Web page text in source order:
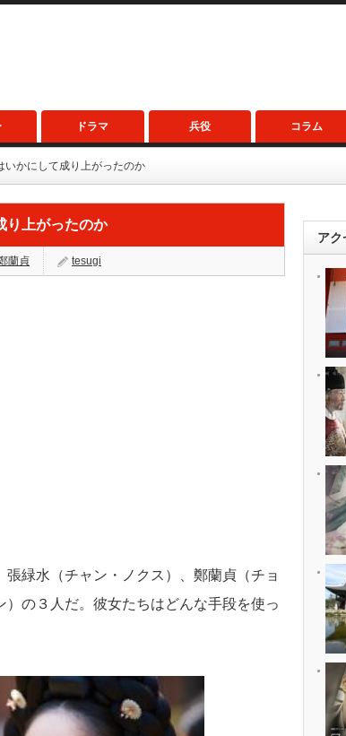
ドラマ 兵役 コラム
いかにして成り上がったのか
り上がったのか
蘭貞 tesugi
緑水（チャン・ノクス）、鄭蘭貞（チョ
の３人だ。彼女たちはどんな手段を使っ
アク